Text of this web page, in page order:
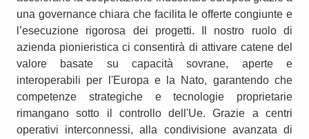
una governance chiara che facilita le offerte congiunte e
l’esecuzione rigorosa dei progetti. Il nostro ruolo di
azienda pionieristica ci consentirà di attivare catene del
valore basate su capacità sovrane, aperte e
interoperabili per l'Europa e la Nato, garantendo che
competenze strategiche e tecnologie proprietarie
rimangano sotto il controllo dell'Ue. Grazie a centri
operativi interconnessi, alla condivisione avanzata di